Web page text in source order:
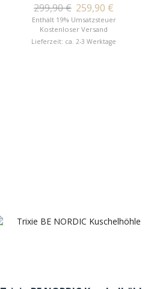
299,90€ 259,90 €
Enthält 19% Umsatzsteuer
Kostenloser Versand
Lieferzeit: ca. 2-3 Werktage